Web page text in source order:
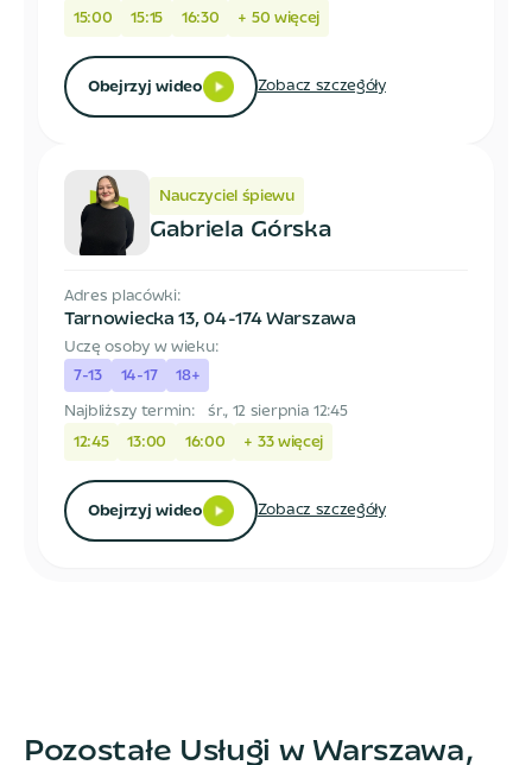
15:00
15:15 16:30 + 50 więcej
Obejrzyj wideo Zobacz szczegóły
Nauczyciel śpiewu
Gabriela Górska
Adres placówki:
Tarnowiecka 13, 04-174 Warszawa
Uczę osoby w wieku:
7-13
14-17
18+
Najbliższy termin:
śr., 12 sierpnia 12:45
12:45
13:00 16:00 + 33więcej
Obejrzyj wideo Zobacz szczegóły
Pozostałe Usługi w Warszawa,